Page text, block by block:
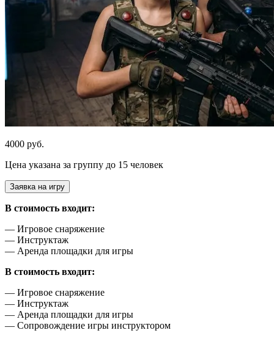
4000 руб.
Цена указана за группу до 15 человек
Заявка на игру
В стоимость входит:
— Игровое снаряжение
— Инструктаж
— Аренда площадки для игры
В стоимость входит:
— Игровое снаряжение
— Инструктаж
— Аренда площадки для игры
— Сопровождение игры инструктором